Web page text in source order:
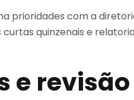
prioridades com a
quinzenais e
e